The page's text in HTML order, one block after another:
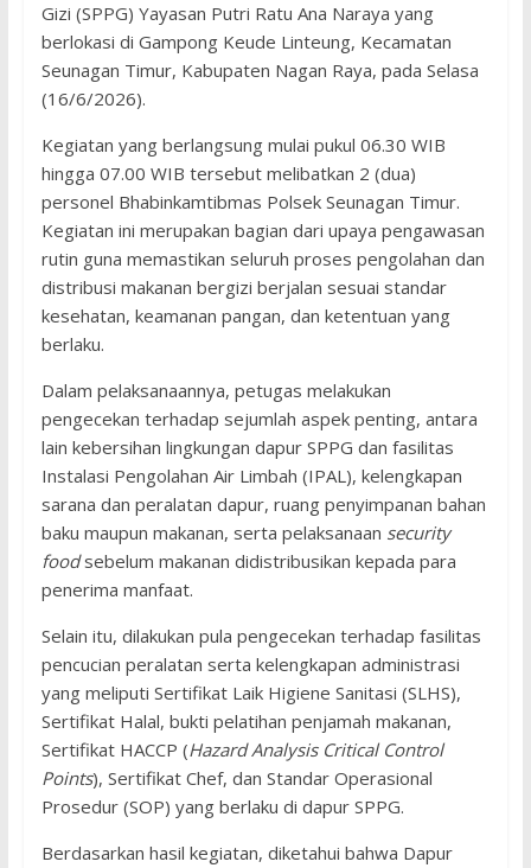
Gizi (SPPG) Yayasan Putri Ratu Ana Naraya yang
berlokasi di Gampong Keude Linteung, Kecamatan
Seunagan Timur, Kabupaten Nagan Raya, pada Selasa
(16/6/2026).
Kegiatan yang berlangsung mulai pukul 06.30 WIB
hingga 07.00 WIB tersebut melibatkan 2 (dua)
personel Bhabinkamtibmas Polsek Seunagan Timur.
Kegiatan ini merupakan bagian dari upaya pengawasan
rutin guna memastikan seluruh proses pengolahan dan
distribusi makanan bergizi berjalan sesuai standar
kesehatan, keamanan pangan, dan ketentuan yang
berlaku.
Dalam pelaksanaannya, petugas melakukan
pengecekan terhadap sejumlah aspek penting, antara
lain kebersihan lingkungan dapur SPPG dan fasilitas
Instalasi Pengolahan Air Limbah (IPAL), kelengkapan
sarana dan peralatan dapur, ruang penyimpanan bahan
baku maupun makanan, serta pelaksanaan security
foodsebelum makanan didistribusikan kepada para
penerima manfaat.
Selain itu, dilakukan pula pengecekan terhadap fasilitas
pencucian peralatan serta kelengkapan administrasi
yang meliputi Sertifikat Laik Higiene Sanitasi (SLHS),
Sertifikat Halal, bukti pelatihan penjamah makanan,
Sertifikat HACCP (Hazard Analysis Critical Control
Points), Sertifikat Chef, dan Standar Operasional
Prosedur (SOP) yang berlaku di dapur SPPG.
Berdasarkan hasil kegiatan, diketahui bahwa Dapur